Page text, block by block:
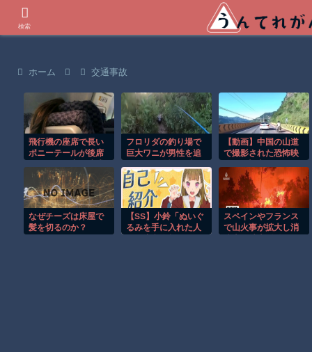
ホーム 交通事故
飛行機の座席で長い
ポニーテールが後席
行為！！
フロリダの釣り場で
巨大ワニが男性を追
間！！
【動画】中国の山道
で撮影された恐怖映
なぜチーズは床屋で
髪を切るのか？
【SS】小鈴「ぬいぐ
るみを手に入れた人
スペインやフランス
で山火事が拡大し消
検索